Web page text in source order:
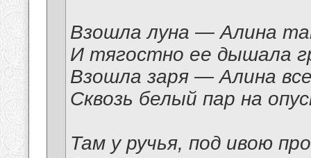
Взошла луна — Алина
И тягостно ее дышала
Взошла заря — Алина
Сквозь белый пар на
Там у ручья, под ивою